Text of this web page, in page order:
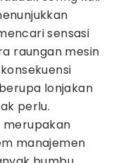
sensasi
raungan mesin
lonjakan
perlu.
merupakan
manajemen